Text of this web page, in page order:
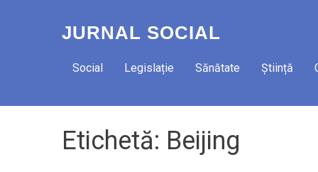
JURNAL SOCIAL
Social Legislație Sănătate Știință
Etichetă: Beijing